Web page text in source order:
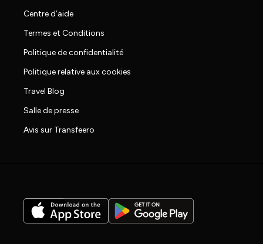
Centre d’aide
Termes et Conditions
Politique de confidentialité
Politique relative aux cookies
Travel Blog
Salle de presse
Avis sur Transfeero